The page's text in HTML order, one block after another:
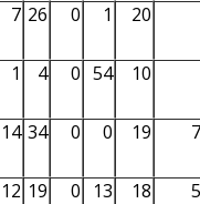
7
23
3.70
-0.90
1
15
0.15
4.25
14
22
4.71
-4.33
12
35
2.67
5.59